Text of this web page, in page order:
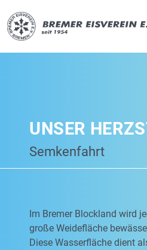
UNSER
Semkenfahrt
Im Bremer Blockland wird
große Weidefläche
Diese Wasserfläche dient